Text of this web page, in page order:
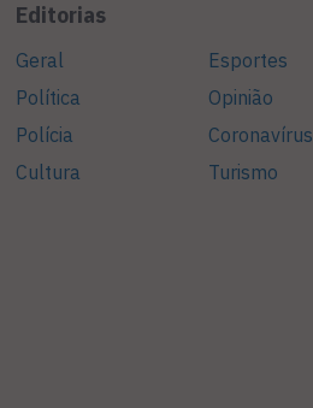
Editorias
Geral
Política
Polícia
Cultura
Esportes
Opinião
Coronavírus
Turismo